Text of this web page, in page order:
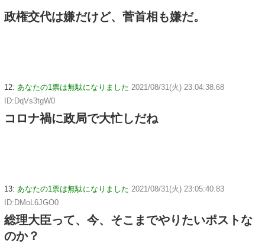
政権交代は嫌だけど、菅首相も嫌だ。
12: あなたの1票は無駄になりました 2021/08/31(火) 23:04:38.68
ID:DqVs3tgW0
コロナ禍に政局で大忙しだね
13: あなたの1票は無駄になりました 2021/08/31(火) 23:05:40.83
ID:DMoL6JGO0
総理大臣って、今、そこまでやりたいポストな
のか？